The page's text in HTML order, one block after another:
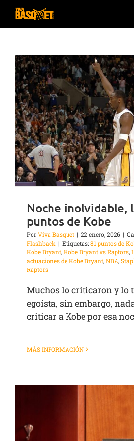
Saltar
Noche inolvidable,
puntos de Kobe
PorViva Basquet | 22 enero, 2026 |
Flashback | Etiquetas:81 puntos de
Kobe Bryant,Kobe Bryant vs Raptors,
actuaciones de Kobe Bryant,NBA,
Raptors
Muchos lo criticaron y lo
egoísta, sin embargo,
criticar a Kobe por esa
MÁS INFORMACIÓN